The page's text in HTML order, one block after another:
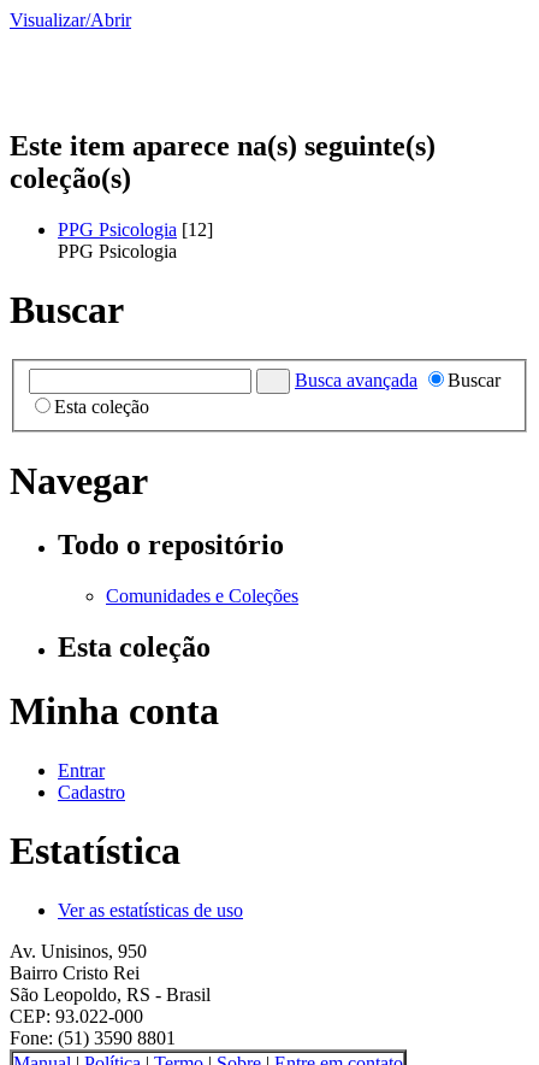
Visualizar/Abrir
Este item aparece na(s) seguinte(s)
coleção(s)
PPG Psicologia [12]
PPG Psicologia
Buscar
Busca avançada
Buscar
Esta coleção
Navegar
Todo o repositório
Comunidades e Coleções
Esta coleção
Minha conta
Entrar
Cadastro
Estatística
Ver as estatísticas de uso
Av. Unisinos, 950
Bairro Cristo Rei
São Leopoldo, RS - Brasil
CEP: 93.022-000
Fone: (51) 3590 8801